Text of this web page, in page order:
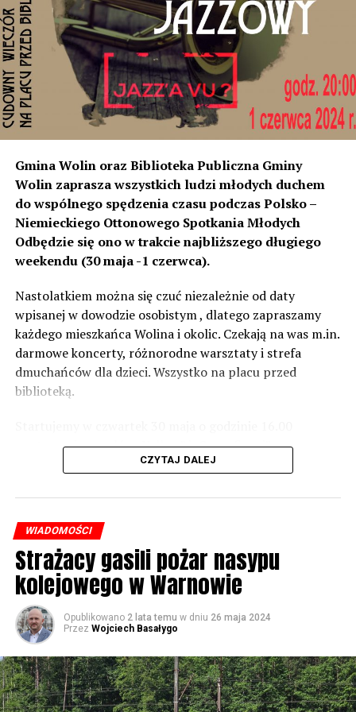
rozumiemy, że natężenie dźwięku wystarczyło do ich
instalacji, to na tym odcinku generują dokładnie ten sam
poziom dźwięku co tam. Sprawdzałyśmy, że odległość
naszych nieruchomości od drogi jest taka sama, a nawet
w stosunku do niektórych mniejsza niż tych, które są na
początku miejscowości chronione ekranami – mówi
Jolanta Podhajska.
Przedstawiciel GDDKiA mówi, że po roku od oddania
inwestycji będzie przeprowadzona ponowna analiza
hałasu, jeśli decybeli będzie więcej niż sądzono –
wówczas ekrany zostaną zamontowane.
– Jeżeli wyjdzie na to, że są przekroczone normy, to
zabezpieczeń. Dopóki nie będzie tych przekroczonych
norm dopuszczalnego hałasu, no to nie możemy nic
zrobić. Tam są odpowiednie normy – 61 i 56 decybeli –
zaznacza.
Foto: Wojciech Basałygo
Gmina Wolin oraz Biblioteka Publiczna Gminy
Wolin zaprasza wszystkich ludzi młodych duchem
do wspólnego spędzenia czasu podczas Polsko –
Niemieckiego Ottonowego Spotkania Młodych
Odbędzie się ono w trakcie najbliższego długiego
weekendu (30 maja -1 czerwca).
Nastolatkiem można się czuć niezależnie od daty
wpisanej w dowodzie osobistym , dlatego zapraszamy
każdego mieszkańca Wolina i okolic. Czekają na was m.in.
darmowe koncerty, różnorodne warsztaty i strefa
dmuchańców dla dzieci. Wszystko na placu przed
biblioteką.
występami zespołów „Yellow” i „Specyficzni”.
CZYTAJ DALEJ
WIADOMOŚCI
Strażacy gasili pożar nasypu
kolejowego w Warnowie
Opublikowano 2 lata temu w dniu 26 maja 2024
Przez Wojciech Basałygo